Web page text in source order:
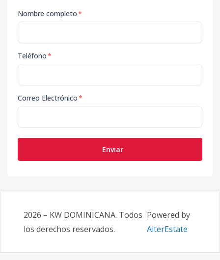
Nombre completo*
Teléfono*
Correo Electrónico*
Enviar
2026 – KW DOMINICANA. Todos
los derechos reservados.
Powered by
AlterEstate